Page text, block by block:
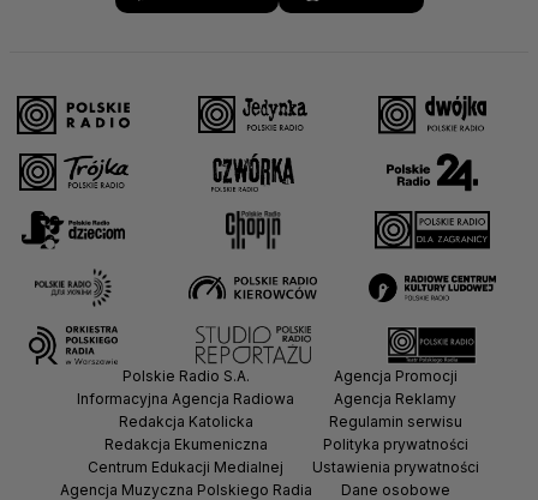
Polskie Radio S.A.
Informacyjna Agencja Radiowa
Redakcja Katolicka
Redakcja Ekumeniczna
Centrum Edukacji Medialnej
Agencja Muzyczna Polskiego Radia
Agencja Promocji
Agencja Reklamy
Regulamin serwisu
Polityka prywatności
Ustawienia prywatności
Dane osobowe